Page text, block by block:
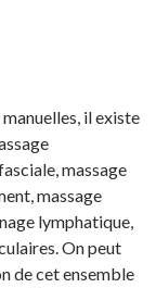
il existe
massage
massage
lymphatique,
On peut
de cet ensemble